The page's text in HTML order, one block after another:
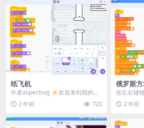
纸飞机
作者aspectsvg ⚡️欢迎来到我的游
戏 Paper AirPlane（填充...
2 年前 720
俄罗斯
按左右键
方块，下
键直接下
2 年前